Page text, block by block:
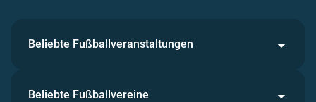
Beliebte Fußballveranstaltungen
Beliebte Fußballvereine